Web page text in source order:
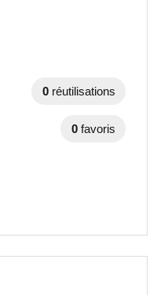
0 réutilisations
0 favoris